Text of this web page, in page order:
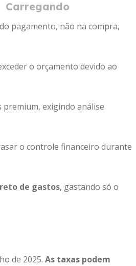
pagamento, não na compra,
o orçamento devido ao
premium, exigindo análise
o controle financeiro durante
de gastos, gastando só o
de 2025. As taxas podem